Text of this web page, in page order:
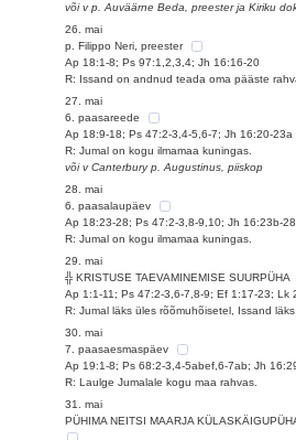
või v p. Auväärne Beda, preester ja Kiriku
26. mai
p. Filippo Neri, preester
Ap 18:1-8; Ps 97:1,2,3,4; Jh 16:16-20
R: Issand on andnud teada oma pääste
27. mai
6. paasareede
Ap 18:9-18; Ps 47:2-3,4-5,6-7; Jh 16:20-23a
R: Jumal on kogu ilmamaa kuningas.
või v Canterbury p. Augustinus, piiskop
28. mai
6. paasalaupäev
Ap 18:23-28; Ps 47:2-3,8-9,10; Jh 16:23b-28
R: Jumal on kogu ilmamaa kuningas.
29. mai
╬ KRISTUSE TAEVAMINEMISE SUURPÜHA
Ap 1:1-11; Ps 47:2-3,6-7,8-9; Ef 1:17-23; Lk
R: Jumal läks üles rõõmuhõisetel, Issand
30. mai
7. paasaesmaspäev
Ap 19:1-8; Ps 68:2-3,4-5abef,6-7ab; Jh
R: Laulge Jumalale kogu maa rahvas.
31. mai
PÜHIMA NEITSI MAARJA